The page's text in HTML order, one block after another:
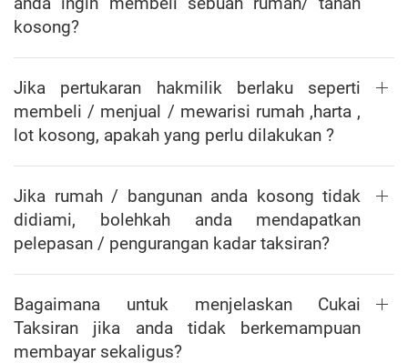
kosong?
Jika pertukaran hakmilik berlaku seperti
membeli / menjual / mewarisi rumah ,harta ,
lot kosong, apakah yang perlu dilakukan ?
Jika rumah / bangunan anda kosong tidak
didiami, bolehkah anda mendapatkan
pelepasan / pengurangan kadar taksiran?
Bagaimana untuk menjelaskan Cukai
Taksiran jika anda tidak berkemampuan
membayar sekaligus?